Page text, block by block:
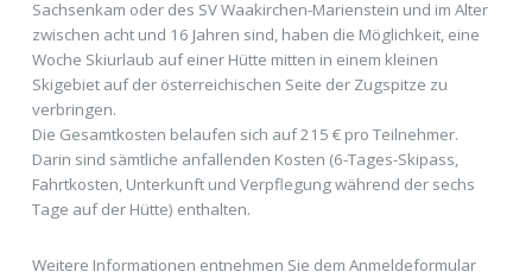
Sachsenkam oder des SV Waakirchen-Marienstein und im Alter
zwischen acht und 16 Jahren sind, haben die Möglichkeit, eine
Woche Skiurlaub auf einer Hütte mitten in einem kleinen
Skigebiet auf der österreichischen Seite der Zugspitze zu
verbringen.
Die Gesamtkosten belaufen sich auf 215 € pro Teilnehmer.
Darin sind sämtliche anfallenden Kosten (6-Tages-Skipass,
Fahrtkosten, Unterkunft und Verpflegung während der sechs
Tage auf der Hütte) enthalten.
Weitere Informationen entnehmen Sie dem Anmeldeformular